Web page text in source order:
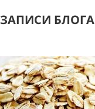
ЗАПИСИ БЛОГА